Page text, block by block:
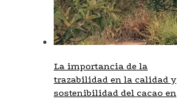
La importancia de la
trazabilidad en la calidad y
sostenibilidad del cacao en